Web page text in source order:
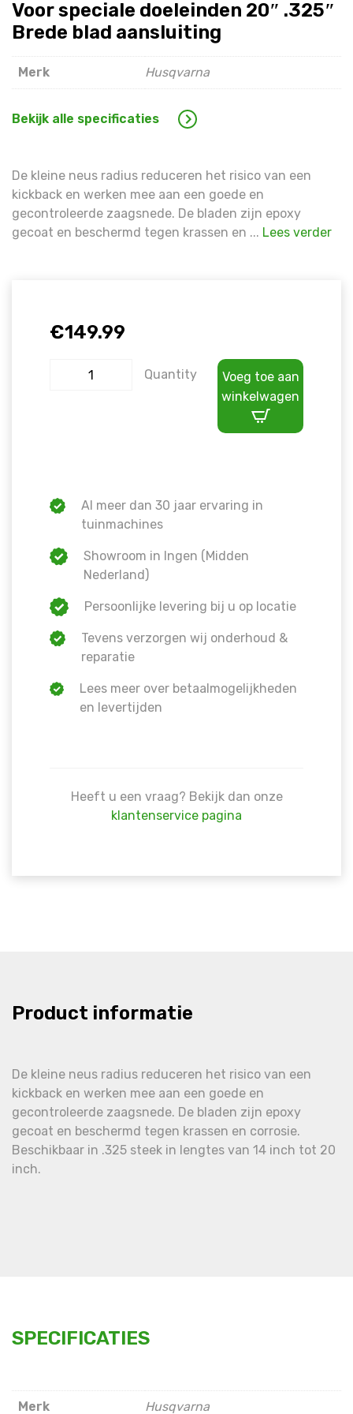
Warning: Trying to access array offset on false in/
line
1609
Warning: Trying to access array offset on false in/
line1609
Voor speciale doeleinden 20″ .325″
Brede blad aansluiting
Merk Husqvarna
Bekijk alle specificaties
De kleine neus radius reduceren het risico van een
kickback en werken mee aan een goede en
gecontroleerde zaagsnede. De bladen zijn epoxy
gecoat en beschermd tegen krassen en ... Lees verder
€149.99
Quantity
Voeg toe aan
winkelwagen
Al meer dan 30 jaar ervaring in
tuinmachines
Showroom in Ingen (Midden
Nederland)
Persoonlijke levering bij u op locatie
Tevens verzorgen wij onderhoud &
reparatie
Lees meer over betaalmogelijkheden
en levertijden
Heeft u een vraag? Bekijk dan onze
klantenservice pagina
Product informatie
De kleine neus radius reduceren het risico van een
kickback en werken mee aan een goede en
gecontroleerde zaagsnede. De bladen zijn epoxy
gecoat en beschermd tegen krassen en corrosie.
Beschikbaar in .325 steek in lengtes van 14 inch tot 20
inch.
SPECIFICATIES
Merk Husqvarna